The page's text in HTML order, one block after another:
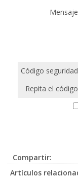
Código
Repita el
Compartir:
Artículos